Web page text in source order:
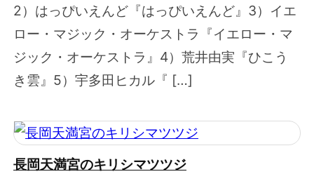
2）はっぴいえんど『はっぴいえんど』3）イエ
ロー・マジック・オーケストラ『イエロー・マ
ジック・オーケストラ』4）荒井由実『ひこう
き雲』5）宇多田ヒカル『 […]
長岡天満宮のキリシマツツジ